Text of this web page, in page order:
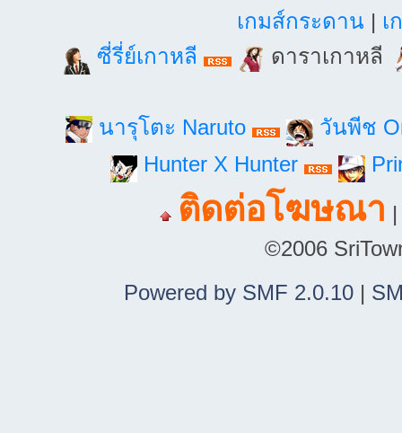
เกมส์กระดาน | เ
ซี่รี่ย์เกาหลี
ดาราเกาหลี
นารุโตะ Naruto
วันพีช
Hunter X Hunter
ติดต่อโฆษณา
©2006
Powered by SMF 2.0.10|